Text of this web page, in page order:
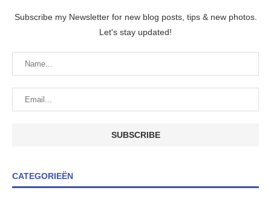
Subscribe my Newsletter for new blog posts, tips & new photos.
Let's stay updated!
CATEGORIEËN